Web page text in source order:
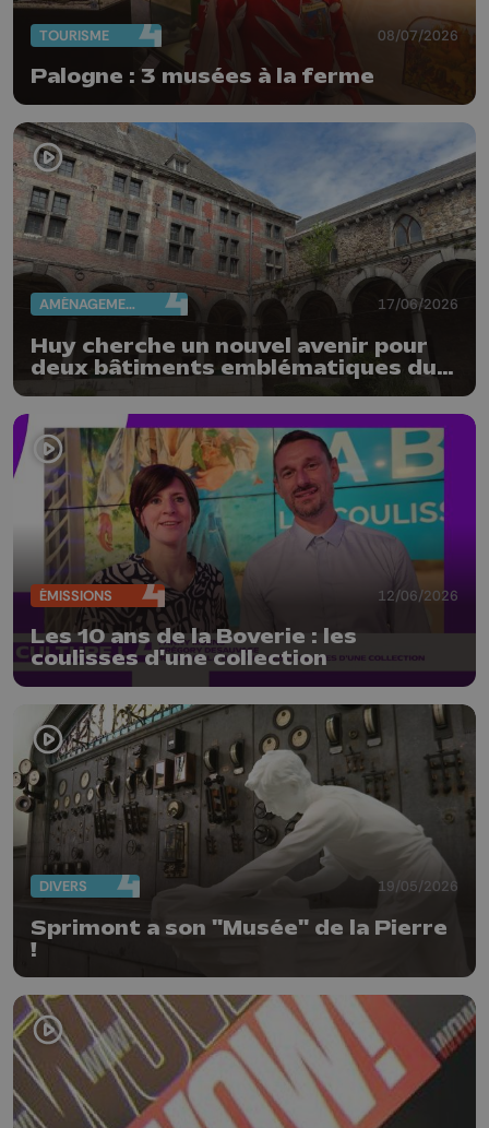
TOURISME 08/07/2026
Palogne : 3 musées à la ferme
AMÉNAGEMENT DU TERRITOIRE 17/06/2026
Huy cherche un nouvel avenir pour
deux bâtiments emblématiques du
ÉMISSIONS 12/06/2026
Les 10 ans de la Boverie : les
coulisses d'une collection
DIVERS 19/05/2026
Sprimont a son "Musée" de la Pierre
!